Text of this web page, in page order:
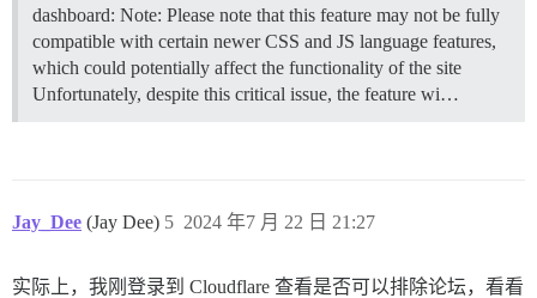
dashboard: Note: Please note that this feature may not be fully
compatible with certain newer CSS and JS language features,
which could potentially affect the functionality of the site
Unfortunately, despite this critical issue, the feature wi…
Jay_Dee (Jay Dee) 2024 年7 月 22 日 21:27
5
实际上，我刚登录到 Cloudflare 查看是否可以排除论坛，看看